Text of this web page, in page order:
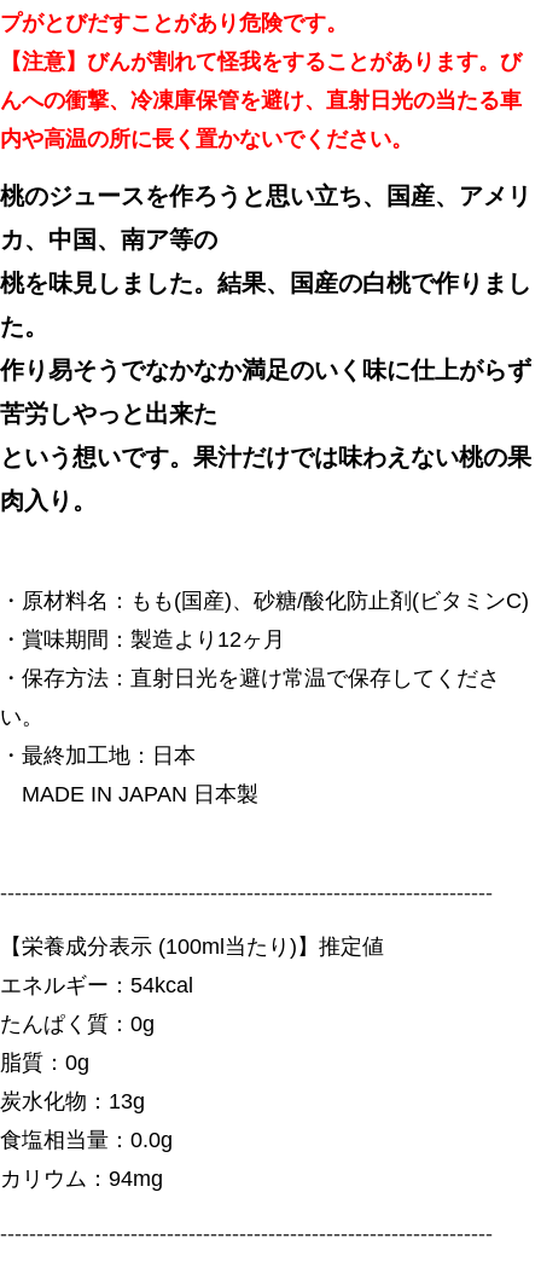
プがとびだすことがあり危険です。
【注意】びんが割れて怪我をすることがあります。び
んへの衝撃、冷凍庫保管を避け、直射日光の当たる車
内や高温の所に長く置かないでください。
桃のジュースを作ろうと思い立ち、国産、アメリ
カ、中国、南ア等の
桃を味見しました。結果、国産の白桃で作りまし
た。
作り易そうでなかなか満足のいく味に仕上がらず
苦労しやっと出来た
という想いです。果汁だけでは味わえない桃の果
肉入り。
・原材料名：もも(国産)、砂糖/酸化防止剤(ビタミンC)
・賞味期間：製造より12ヶ月
・保存方法：直射日光を避け常温で保存してくださ
い。
・最終加工地：日本
MADE IN JAPAN 日本製
--------------------------------------------------------------------
【栄養成分表示 (100ml当たり)】推定値
エネルギー：54kcal
たんぱく質：0g
脂質：0g
炭水化物：13g
食塩相当量：0.0g
カリウム：94mg
--------------------------------------------------------------------